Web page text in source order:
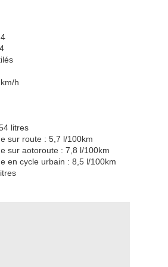
h
litres
sur route : 5,7 l/100km
sur aotoroute : 7,8 l/100km
en cycle urbain : 8,5 l/100km